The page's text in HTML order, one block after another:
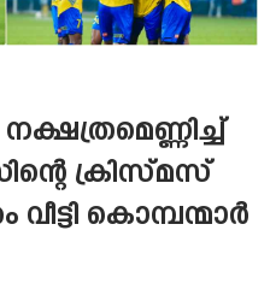
ക്രിസ്‌മസ്‌
കൊമ്പന്മാർ